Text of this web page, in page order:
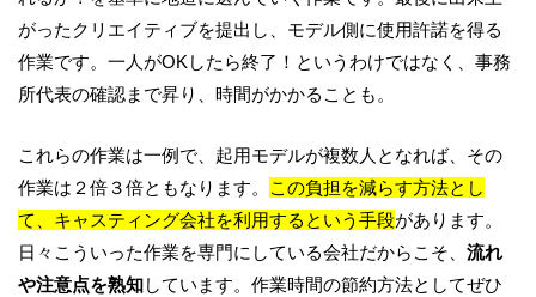
がったクリエイティブを提出し、モデル側に使用許諾を得る
作業です。一人がOKしたら終了！というわけではなく、事務
所代表の確認まで昇り、時間がかかることも。
これらの作業は一例で、起用モデルが複数人となれば、その
作業は２倍３倍ともなります。
この負担を減らす方法とし
て、 キャスティング会社を利用するという手段があります。
日々こういった作業を専門にしている会社だからこそ、 流れ
や注意点を熟知しています。作業時間の節約方法としてぜひ